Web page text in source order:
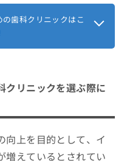
ア
説明
フターケア
インプラント治療にお
11選
歯科クリニックはこ
クリニックを選ぶ際に
向上を目的として、イ
増えているとされてい